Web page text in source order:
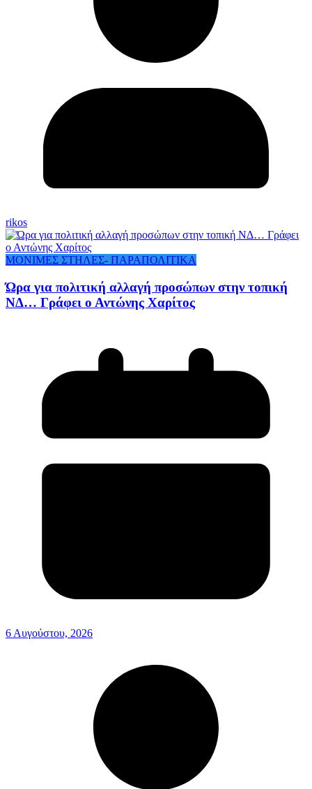
rikos
ΜΟΝΙΜΕΣ ΣΤΗΛΕΣ- ΠΑΡΑΠΟΛΙΤΙΚΑ
Ώρα για πολιτική αλλαγή προσώπων στην τοπική
ΝΔ… Γράφει ο Αντώνης Χαρίτος
6 Αυγούστου, 2026